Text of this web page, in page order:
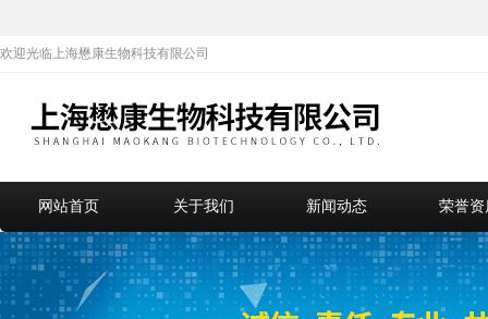
欢迎光临上海懋康生物科技有限公司
网站首页 关于我们 新闻动态 荣誉资